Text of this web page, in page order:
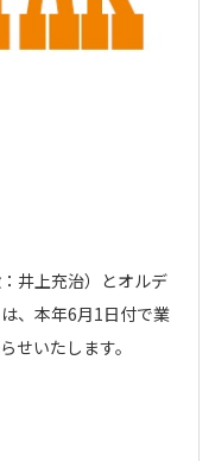
井上充治）とオルデ
、本年6月1日付で業
せいたします。